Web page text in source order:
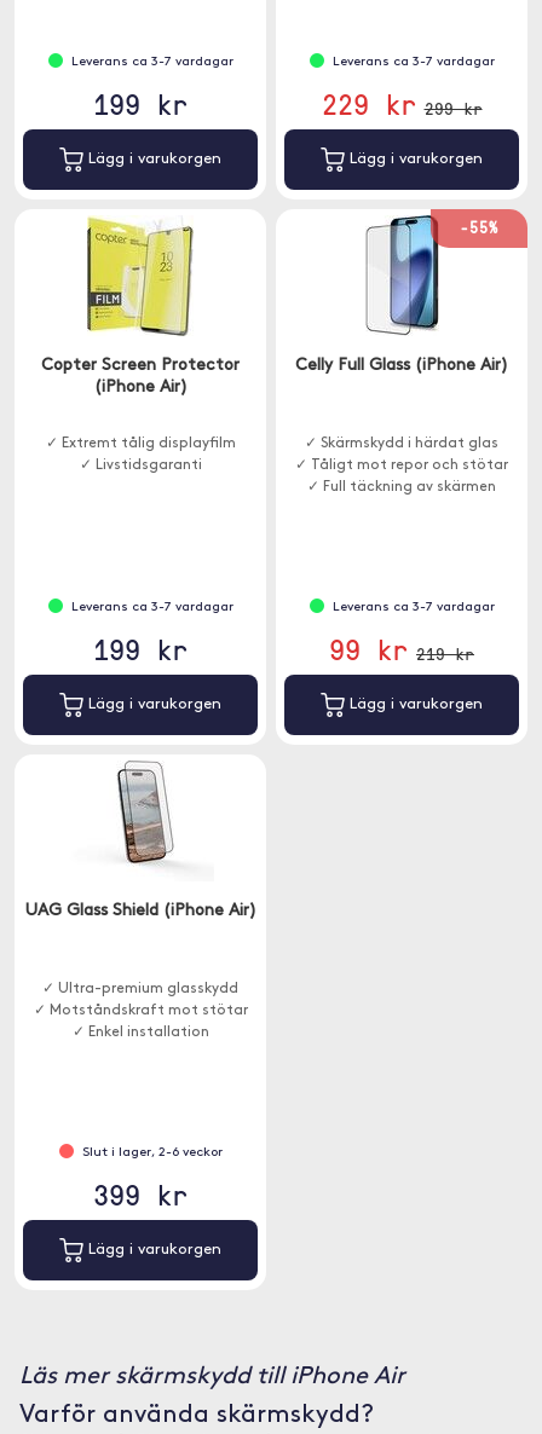
Leverans ca 3-7 vardagar
199 kr
Lägg i varukorgen
Leverans ca 3-7 vardagar
229 kr 299 kr
Lägg i varukorgen
Copter Screen Protector
(iPhone Air)
✓ Extremt tålig displayfilm
✓ Livstidsgaranti
Leverans ca 3-7 vardagar
199 kr
Lägg i varukorgen
-55%
Celly Full Glass (iPhone Air)
✓ Skärmskydd i härdat glas
✓ Tåligt mot repor och stötar
✓ Full täckning av skärmen
Leverans ca 3-7 vardagar
99 kr 219 kr
Lägg i varukorgen
UAG Glass Shield (iPhone Air)
✓ Ultra-premium glasskydd
✓ Motståndskraft mot stötar
✓ Enkel installation
Slut i lager, 2-6 veckor
399 kr
Lägg i varukorgen
Läs mer skärmskydd till iPhone Air
Varför använda skärmskydd?